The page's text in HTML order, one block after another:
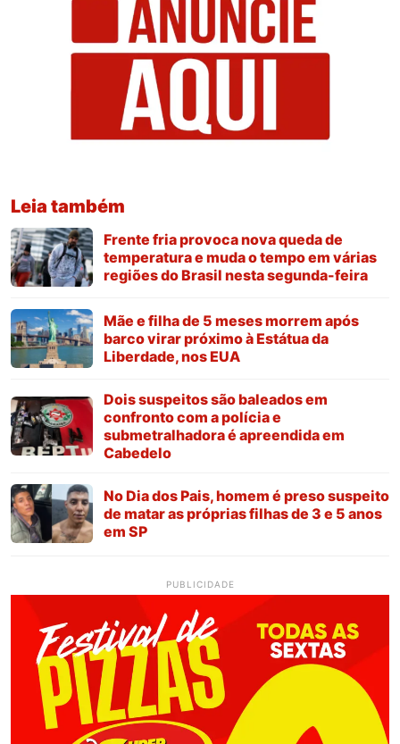
Leia também
Frente fria provoca nova queda de
temperatura e muda o tempo em várias
regiões do Brasil nesta segunda-feira
Mãe e filha de 5 meses morrem após
barco virar próximo à Estátua da
Liberdade, nos EUA
Dois suspeitos são baleados em
confronto com a polícia e
submetralhadora é apreendida em
Cabedelo
No Dia dos Pais, homem é preso suspeito
de matar as próprias filhas de 3 e 5 anos
em SP
PUBLICIDADE